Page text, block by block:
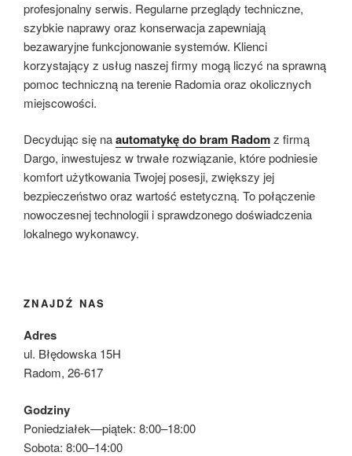
profesjonalny serwis. Regularne przeglądy techniczne,
szybkie naprawy oraz konserwacja zapewniają
bezawaryjne funkcjonowanie systemów. Klienci
korzystający z usług naszej firmy mogą liczyć na sprawną
pomoc techniczną na terenie Radomia oraz okolicznych
miejscowości.
Decydując się naautomatykę do bram Radomz firmą
Dargo, inwestujesz w trwałe rozwiązanie, które podniesie
komfort użytkowania Twojej posesji, zwiększy jej
bezpieczeństwo oraz wartość estetyczną. To połączenie
nowoczesnej technologii i sprawdzonego doświadczenia
lokalnego wykonawcy.
ZNAJDŹ NAS
Adres
ul. Błędowska 15H
Radom, 26-617
Godziny
Poniedziałek—piątek: 8:00–18:00
Sobota: 8:00–14:00